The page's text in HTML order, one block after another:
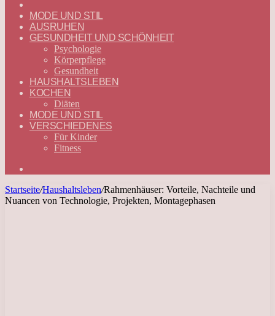
—
DEUTSCH
MODE UND STIL
AUSRUHEN
GESUNDHEIT UND SCHÖNHEIT
Psychologie
Körperpflege
Gesundheit
HAUSHALTSLEBEN
KOCHEN
Diäten
MODE UND STIL
VERSCHIEDENES
Für Kinder
Fitness
Startseite/Haushaltsleben/Rahmenhäuser: Vorteile, Nachteile und
Nuancen von Technologie, Projekten, Montagephasen